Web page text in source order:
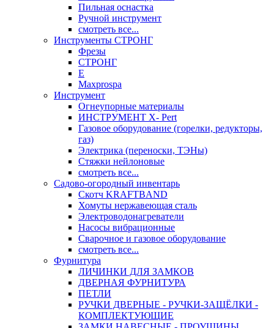
Пильная оснастка
Ручной инструмент
смотреть все...
Инструменты СТРОНГ
Фрезы
СТРОНГ
Е
Maxprospa
Инструмент
Огнеупорные материалы
ИНСТРУМЕНТ X- Pert
Газовое оборудование (горелки, редукторы,
газ)
Электрика (переноски, ТЭНы)
Стяжки нейлоновые
смотреть все...
Садово-огородный инвентарь
Скотч KRAFTBAND
Хомуты нержавеющая сталь
Электроводонагреватели
Насосы вибрационные
Сварочное и газовое оборудование
смотреть все...
Фурнитура
ЛИЧИНКИ ДЛЯ ЗАМКОВ
ДВЕРНАЯ ФУРНИТУРА
ПЕТЛИ
РУЧКИ ДВЕРНЫЕ - РУЧКИ-ЗАЩЁЛКИ -
КОМПЛЕКТУЮЩИЕ